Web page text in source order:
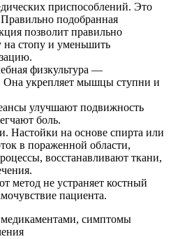
приспособлений. Это
подобранная
позволит правильно
на стопу и уменьшить
физкультура —
Она укрепляет мышцы ступни и
улучшают подвижность
боль.
Настойки на основе спирта или
в пораженной области,
восстанавливают ткани,
метод не устраняет костный
пациента.